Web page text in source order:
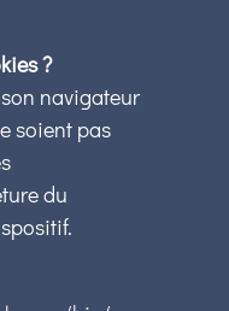
?
navigateur
soient pas
du